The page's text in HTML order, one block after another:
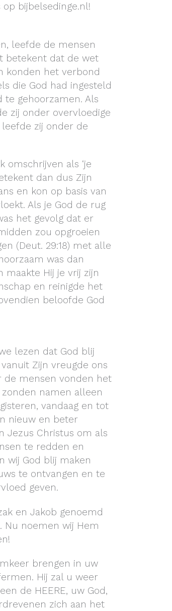
bijbelsedinge.nl!
leefde de mensen
betekent dat de wet
konden het verbond
die God had ingesteld
te gehoorzamen. Als
zij onder overvloedige
zij onder de
omschrijven als ‘je
dan dus Zijn
en kon op basis van
Als je God de rug
het gevolg dat er
zou opgroeien
(Deut. 29:18) met alle
was dan
maakte Hij je vrij zijn
en reinigde het
beloofde God
lezen dat God blij
Zijn vreugde ons
de mensen vonden het
namen alleen
vandaag en tot
nieuw en beter
Jezus Christus om als
te redden en
wij God blij maken
te ontvangen en te
geven.
en Jakob genoemd
Nu noemen wij Hem
brengen in uw
Hij zal u weer
de HEERE, uw God,
zich aan het